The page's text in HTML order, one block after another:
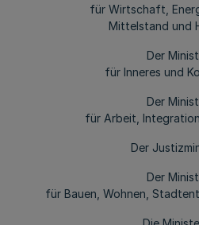
für Wirtschaft,
Mittelstand und
Der
für Inneres und
Der
für Arbeit,
Der
Der
für Bauen, Wohnen,